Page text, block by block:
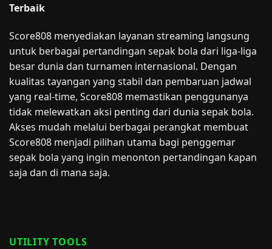
Terbaik
Score808 menyediakan layanan streaming langsung
untuk berbagai pertandingan sepak bola dari liga-liga
besar dunia dan turnamen internasional. Dengan
kualitas tayangan yang stabil dan pembaruan jadwal
yang real-time, Score808 memastikan penggunanya
tidak melewatkan aksi penting dari dunia sepak bola.
Akses mudah melalui berbagai perangkat membuat
Score808 menjadi pilihan utama bagi penggemar
sepak bola yang ingin menonton pertandingan kapan
saja dan di mana saja.
UTILITY TOOLS